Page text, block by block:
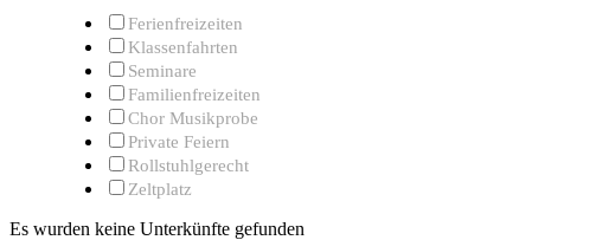
Ferienfreizeiten
Klassenfahrten
Seminare
Familienfreizeiten
Chor Musikprobe
Private Feiern
Rollstuhlgerecht
Zeltplatz
Es wurden keine Unterkünfte gefunden